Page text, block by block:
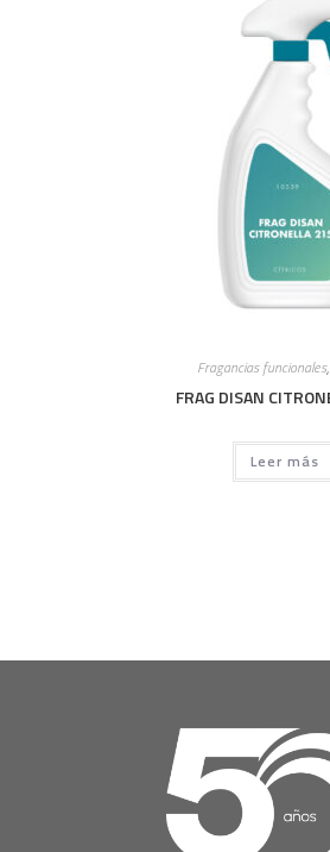
Fragancias funcionales,
FRAG DISAN
Leer más